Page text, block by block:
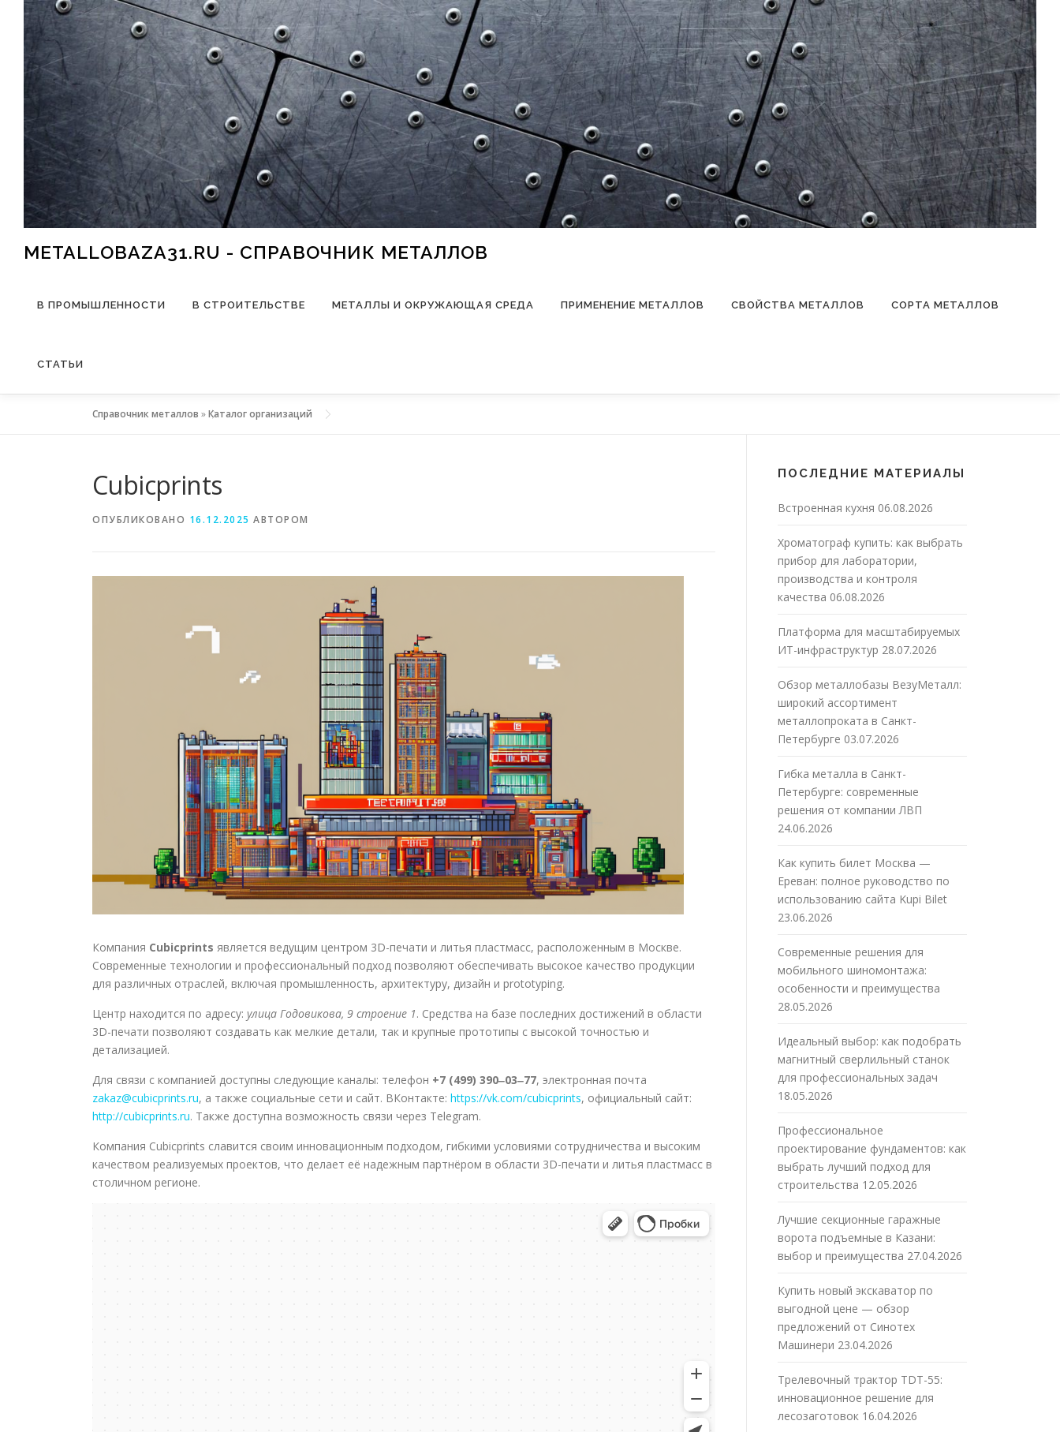
Перейти к содержимому
METALLOBAZA31.RU - СПРАВОЧНИК МЕТАЛЛОВ
В ПРОМЫШЛЕННОСТИ В СТРОИТЕЛЬСТВЕ МЕТАЛЛЫ И ОКРУЖАЮЩАЯ СРЕДА ПРИМЕНЕНИЕ МЕТАЛЛОВ СВОЙСТВА МЕТАЛЛОВ СОРТА МЕТАЛЛОВ
СТАТЬИ
Справочник металлов »Каталог организаций
Cubicprints
ОПУБЛИКОВАНО 16.12.2025 АВТОРОМ
Компания Cubicprints является ведущим центром 3D-печати и литья пластмасс, расположенным в Москве.
Современные технологии и профессиональный подход позволяют обеспечивать высокое качество продукции
для различных отраслей, включая промышленность, архитектуру, дизайн и prototyping.
Центр находится по адресу: улица Годовикова, 9 строение 1. Средства на базе последних достижений в области
3D-печати позволяют создавать как мелкие детали, так и крупные прототипы с высокой точностью и
детализацией.
Для связи с компанией доступны следующие каналы: телефон +7 (499) 390‒03‒77, электронная почта
zakaz@cubicprints.ru, а также социальные сети и сайт. ВКонтакте: https://vk.com/cubicprints, официальный сайт:
http://cubicprints.ru. Также доступна возможность связи через Telegram.
Компания Cubicprints славится своим инновационным подходом, гибкими условиями сотрудничества и высоким
качеством реализуемых проектов, что делает её надежным партнёром в области 3D-печати и литья пластмасс в
столичном регионе.
ПОСЛЕДНИЕ МАТЕРИАЛЫ
Встроенная кухня 06.08.2026
Хроматограф купить: как выбрать
прибор для лаборатории,
производства и контроля
качества 06.08.2026
Платформа для масштабируемых
ИТ-инфраструктур 28.07.2026
Обзор металлобазы ВезуМеталл:
широкий ассортимент
металлопроката в Санкт-
Петербурге 03.07.2026
Гибка металла в Санкт-
Петербурге: современные
решения от компании ЛВП
24.06.2026
Как купить билет Москва —
Ереван: полное руководство по
использованию сайта Kupi Bilet
23.06.2026
Современные решения для
мобильного шиномонтажа:
особенности и преимущества
28.05.2026
Идеальный выбор: как подобрать
магнитный сверлильный станок
для профессиональных задач
18.05.2026
Профессиональное
проектирование фундаментов: как
выбрать лучший подход для
строительства 12.05.2026
Лучшие секционные гаражные
ворота подъемные в Казани:
выбор и преимущества 27.04.2026
Купить новый экскаватор по
выгодной цене — обзор
предложений от Синотех
Машинери 23.04.2026
Трелевочный трактор TDT-55:
инновационное решение для
лесозаготовок 16.04.2026